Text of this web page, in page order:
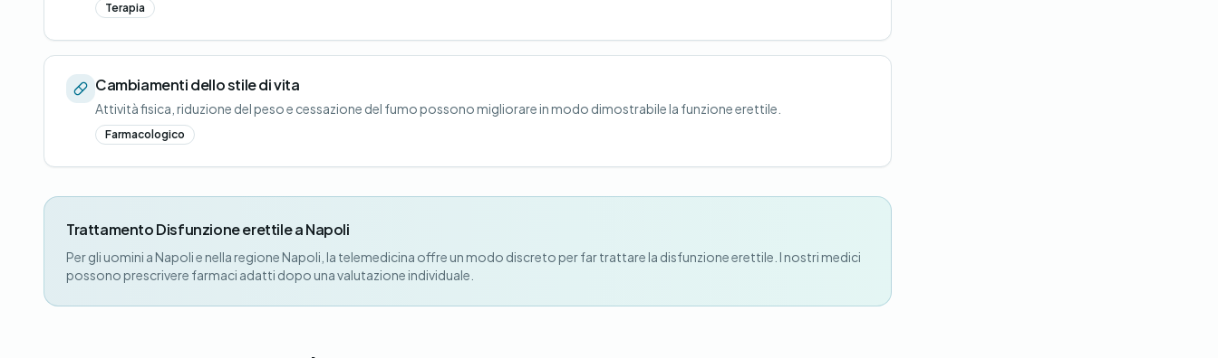
Terapia
Cambiamenti dello stile di vita
Attività fisica, riduzione del peso e cessazione del fumo possono migliorare in modo dimostrabile la funzione erettile.
Farmacologico
Trattamento Disfunzione erettile a Napoli
Per gli uomini a Napoli e nella regione Napoli, la telemedicina offre un modo discreto per far trattare la disfunzione erettile. I nostri medici
possono prescrivere farmaci adatti dopo una valutazione individuale.